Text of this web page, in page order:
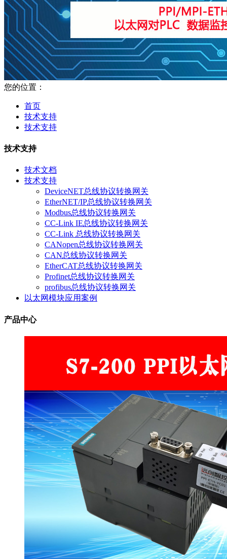
您的位置：
首页
技术支持
技术支持
技术支持
技术文档
技术支持
DeviceNET总线协议转换网关
EtherNET/IP总线协议转换网关
Modbus总线协议转换网关
CC-Link IE总线协议转换网关
CC-Link 总线协议转换网关
CANopen总线协议转换网关
CAN总线协议转换网关
EtherCAT总线协议转换网关
Profinet总线协议转换网关
profibus总线协议转换网关
以太网模块应用案例
产品中心